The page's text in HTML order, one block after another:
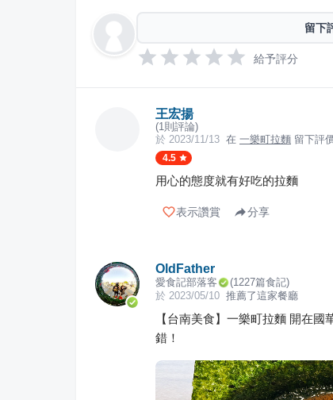
留下
給予評分
王宏揚
(1 則評論)
於 2023/11/13 在 一樂町拉麵 留下評
4.5
用心的態度就有好吃的拉麵
表示讚賞 分享
OldFather
愛食記部落客 (1227篇食記)
於 2023/05/10 推薦了這家餐廳
【台南美食】一樂町拉麵 開在
錯！